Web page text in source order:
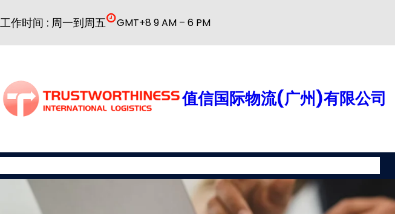
至
内
工作时间 : 周一到周五 GMT+8 9 AM – 6 PM
值信国际物流(广州)有限公司